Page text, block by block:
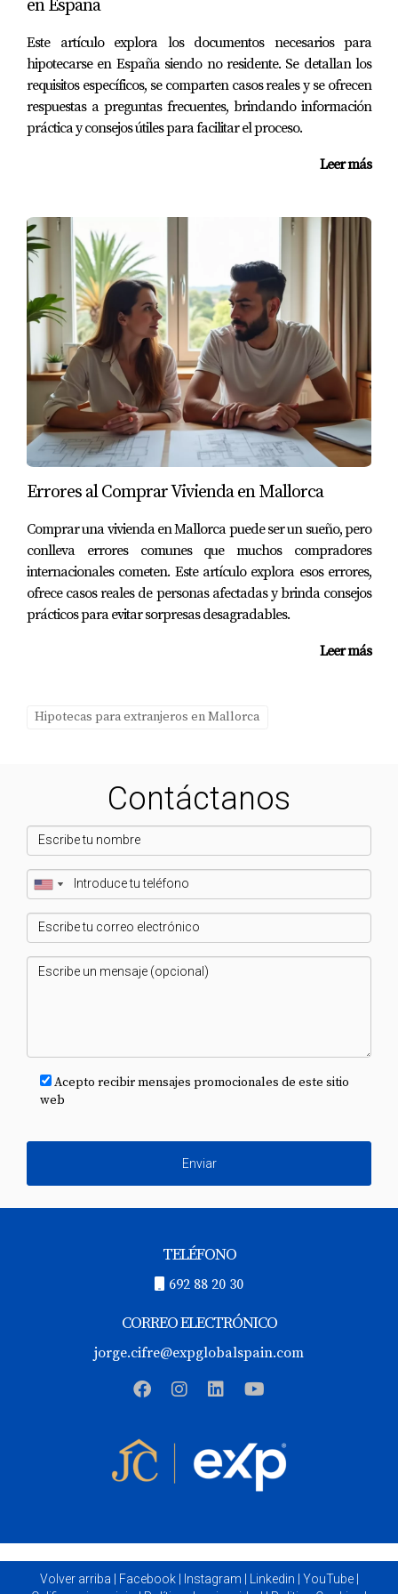
ayudarte con cualquier consulta o duda que puedas
tener.
en España
Este artículo explora los documentos necesarios para
hipotecarse en España siendo no residente. Se detallan los
requisitos específicos, se comparten casos reales y se ofrecen
respuestas a preguntas frecuentes, brindando información
práctica y consejos útiles para facilitar el proceso.
Leer más
Errores al Comprar Vivienda en Mallorca
Comprar una vivienda en Mallorca puede ser un sueño, pero
conlleva errores comunes que muchos compradores
internacionales cometen. Este artículo explora esos errores,
ofrece casos reales de personas afectadas y brinda consejos
prácticos para evitar sorpresas desagradables.
Leer más
Hipotecas para extranjeros en Mallorca
Contáctanos
Acepto recibir mensajes promocionales de este sitio
web
Enviar
TELÉFONO
692 88 20 30
CORREO ELECTRÓNICO
jorge.cifre@expglobalspain.com
Volver arriba Facebook| Instagram Linkedin YouTube|